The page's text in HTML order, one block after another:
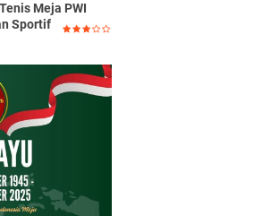
Meja PWI
Sportif